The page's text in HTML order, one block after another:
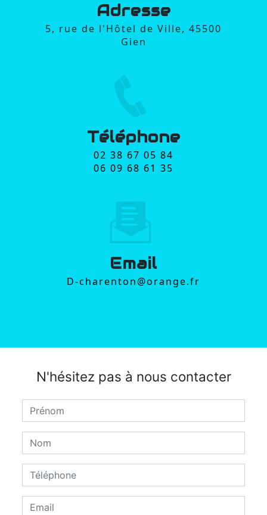
Adresse
5, rue de l'Hôtel de Ville, 45500
Gien
Téléphone
02 38 67 05 84
06 09 68 61 35
Email
d-charenton@orange.fr
N'hésitez pas à nous contacter